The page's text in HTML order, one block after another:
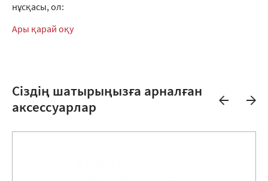
нұсқасы, ол:
Ары қарай оқу
Сіздің шатырыңызға арналған
аксессуарлар